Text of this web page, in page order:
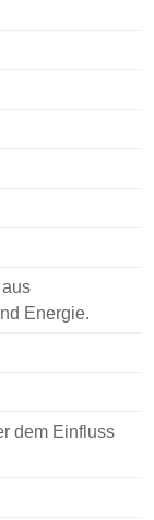
Energie.
dem Einfluss